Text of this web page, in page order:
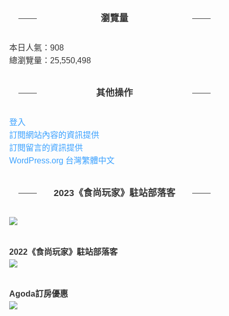
瀏覽量
本日人氣：908
總瀏覽量：25,550,498
其他操作
登入
訂閱網站內容的資訊提供
訂閱留言的資訊提供
WordPress.org 台灣繁體中文
2023《食尚玩家》駐站部落客
2022《食尚玩家》駐站部落客
Agoda訂房優惠